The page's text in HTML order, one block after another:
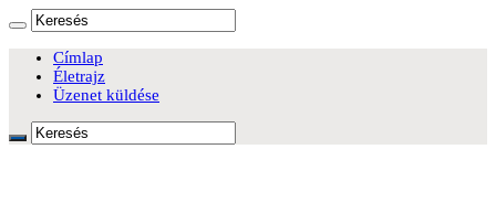
Címlap
Életrajz
Üzenet küldése